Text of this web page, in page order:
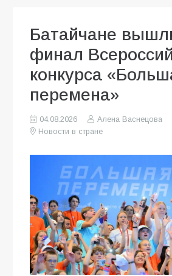
Батайчане
финал
конкурса
перемена»
04.08.2026
Алена Васнецова
Новости в стране